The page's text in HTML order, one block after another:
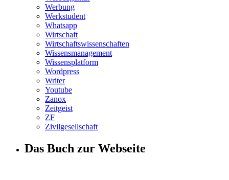
Werbung
Werkstudent
Whatsapp
Wirtschaft
Wirtschaftswissenschaften
Wissensmanagement
Wissensplatform
Wordpress
Writer
Youtube
Zanox
Zeitgeist
ZF
Zivilgesellschaft
Das Buch zur Webseite